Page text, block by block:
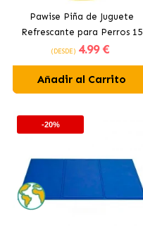
Pawise Piña de Juguete
Refrescante para Perros 15
cm
(DESDE) 4.99 €
Añadir al Carrito
-20%